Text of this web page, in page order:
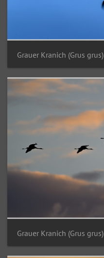
Grauer Kranich (Grus grus)
Grauer Kranich (Grus grus)